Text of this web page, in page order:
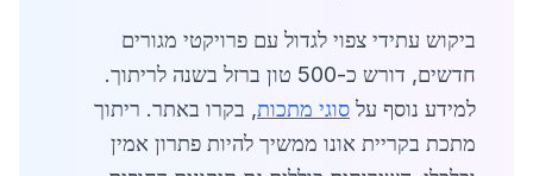
ביקוש עתידי צפוי לגדול עם פרויקטי מגורים
חדשים, דורש כ-500 טון ברזל בשנה לריתוך.
למידע נוסף על סוגי מתכות, בקרו באתר. ריתוך
מתכת בקריית אונו ממשיך להיות פתרון אמין